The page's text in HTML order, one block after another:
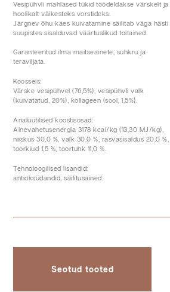
Vesipühvli mahlased tükid töödeldakse värskelt ja
hoolikalt väikesteks vorstideks.
Järgnev õhu käes kuivatamine säilitab väga hästi
suupistes sisalduvad väärtuslikud toitained.
Garanteeritud ilma maitseainete, suhkru ja
teraviljata.
Koosseis:
Värske vesipühvel (76,5%), vesipühvli valk
(kuivatatud, 20%), kollageen (sool, 1,5%).
Analüütilised koostisosad:
Ainevahetusenergia 3178 kcal/kg (13,30 MJ/kg),
niiskus 30,0 %, valk 30,0 %, rasvasisaldus 20,0 %,
toorkiud 1,5 %, toortuhk 11,0 %.
Tehnoloogilised lisandid:
antioksüdandid, säilitusained.
Seotud tooted